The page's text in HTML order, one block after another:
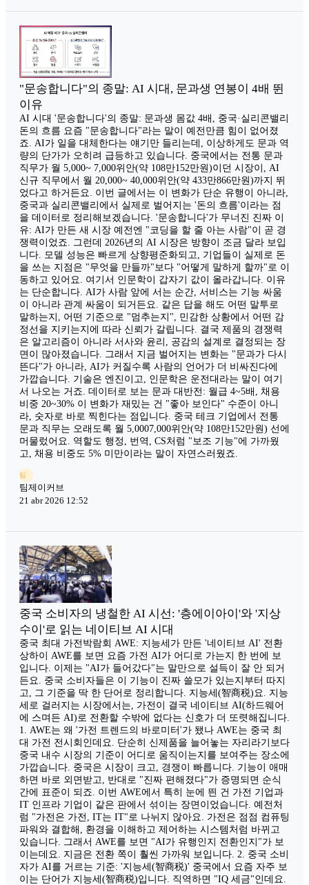
"문송합니다"의 종말: AI 시대, 문과생 연봉이 4배 뛴
이유
AI 시대 '문송합니다'의 종말: 문과생 몸값 4배, 중국·실리콘밸리
돈의 흐름 요즘 "문송합니다"라는 말이 예전만큼 힘이 없어졌
죠. AI가 일을 대체한다는 얘기만 들리는데, 이상하게도 문과 역
량의 단가가 오히려 급등하고 있습니다. 중국에서는 전통 문과
직무가 월 5,000~ 7,000위안(약 108만152만원)이던 시장이, AI
신규 직무에서 월 20,000~ 40,000위안(약 433만866만원)까지 뛰
었다고 하거든요. 이번 글에서는 이 변화가 단순 유행이 아니라,
중국과 실리콘밸리에서 실제로 벌어지는 '돈의 흐름'이라는 점
을 데이터로 정리해보겠습니다. '문송합니다'가 무너진 진짜 이
유: AI가 만든 새 시장 예전엔 "코딩을 할 줄 아는 사람"이 곧 경
쟁력이었죠. 그런데 2026년의 AI 시장은 방향이 조금 달라 보입
니다. 모델 성능은 빠르게 상향평준화되고, 기업들이 실제로 돈
을 쓰는 지점은 "무엇을 만들까"보다 "어떻게 말하게 할까"로 이
동하고 있어요. 여기서 인문학이 갑자기 값이 올라갑니다. 이유
는 단순합니다. AI가 사람 앞에 서는 순간, 서비스는 기능 싸움
이 아니라 관계 싸움이 되거든요. 같은 답을 해도 어떤 말투로
말하는지, 어떤 기준으로 "멈추는지", 민감한 상황에서 어떤 감
정선을 지키는지에 따라 신뢰가 갈립니다. 결국 제품의 경쟁력
은 알고리즘이 아니라 서사와 윤리, 공감의 설계로 결정되는 장
면이 많아졌습니다. 그래서 지금 벌어지는 변화는 "문과가 다시
뜬다"가 아니라, AI가 커질수록 사람의 언어가 더 비싸진다에
가깝습니다. 기술은 엔진이고, 인문학은 운전대라는 말이 여기
서 나오는 거죠. 데이터로 보는 문과 대반전: 월급 4~5배, 채용
비중 20~30% 이 변화가 재밌는 건 "좋아 보인다" 수준이 아니
라, 숫자로 바로 찍힌다는 점입니다. 중국 테크 기업에서 전통
문과 직무는 오래도록 월 5,0007,000위안(약 108만152만원) 선에
머물렀어요. 역할도 행정, 번역, CS처럼 "보조 기능"에 가까웠
고, 채용 비중도 5% 미만이라는 말이 자연스러웠죠.
팀
팀제이커브
21 abr 2026 12:52
중국 소비자의 냉철한 AI 시선: '층에이아이'와 '지상
수이'로 읽는 네이티브 AI 시대
중국 최대 가전박람회 AWE: 지능세가 만든 '네이티브 AI' 전환
상하이 AWE를 보면 요즘 가전 AI가 어디로 가는지 한 번에 보
입니다. 이제는 "AI가 들어갔다"는 말만으로 설득이 잘 안 되거
든요. 중국 소비자들은 이 기능이 진짜 쓸모가 있는지부터 따지
고, 그 기준을 딱 한 단어로 정리합니다. 지능세(智商税)요. 지능
세로 걸러지는 시장에서는, 가전이 결국 네이티브 AI(하드웨어
에 스며든 AI)로 전환할 수밖에 없다는 신호가 더 또렷해집니다.
1. AWE는 왜 '가전 트렌드의 바로미터'가 됐나 AWE는 중국 최
대 가전 전시회인데요. 단순히 신제품을 늘어놓는 자리라기보다
중국 내수 시장의 기준이 어디로 움직이는지를 보여주는 장소에
가깝습니다. 중국은 시장이 크고, 경쟁이 빠릅니다. 기능이 애매
하면 바로 외면받고, 반대로 "진짜 편해졌다"가 증명되면 순식
간에 표준이 되죠. 이번 AWE에서 특히 눈에 띈 건 가전 기업과
IT 인프라 기업이 같은 판에서 섞이는 장면이었습니다. 예전처
럼 "가전은 가전, IT는 IT"로 나뉘지 않아요. 가전은 점점 컴퓨팅
파워와 결합해, 환경을 이해하고 제어하는 시스템처럼 바뀌고
있습니다. 그래서 AWE를 보면 "AI가 유행인지 전환인지"가 보
이는데요. 지금은 전환 쪽이 훨씬 가까워 보입니다. 2. 중국 소비
자가 AI를 거르는 기준: '지능세(智商税)' 중국에서 요즘 자주 보
이는 단어가 지능세(智商税)입니다. 직역하면 "IQ 세금"인데요.